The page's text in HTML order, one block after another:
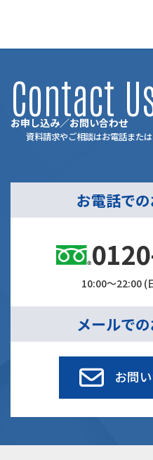
お申し込み／お問い合わせ
Contact
資料請求やご相談はお電話また
お電話で
10:00～22:00 (
メールで
お問